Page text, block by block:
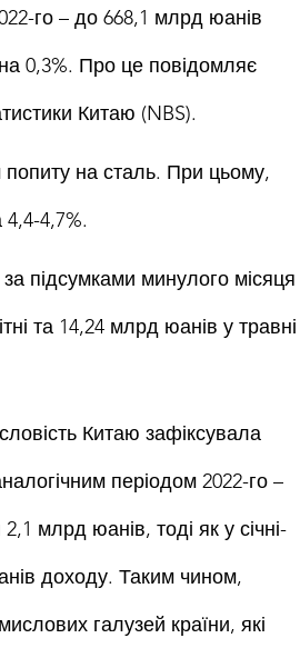
го – до 668,1 млрд юанів
0,3%. Про це повідомляє
Китаю (NBS).
попиту на сталь. При цьому,
4,7%.
підсумками минулого місяця
та 14,24 млрд юанів у травні
Китаю зафіксувала
періодом 2022-го –
млрд юанів, тоді як у січні-
доходу. Таким чином,
галузей країни, які